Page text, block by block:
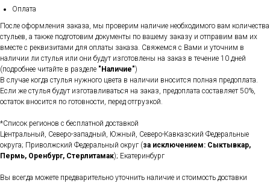
Оплата
После оформления заказа, мы проверим наличие необходимого вам количества
стульев, а также подготовим документы по вашему заказу и отправим вам их
вместе с реквизитами для оплаты заказа. Свяжемся с Вами и уточним в
наличии ли стулья или они будут изготовлены на заказ в течение 10 дней
(подробнее читайте в разделе "Наличие")
В случае когда стулья нужного цвета в наличии вносится полная предоплата.
Если же стулья будут изготавливаться на заказ, предоплата составляет 50%,
остаток вносится по готовности, перед отгрузкой.
*Список регионов с бесплатной доставкой
Центральный, Северо-западный, Южный, Северо-Кавказский Федеральные
округа; Приволжский Федеральный округ (за исключением: Сыктывкар,
Пермь, Оренбург, Стерлитамак); Екатеринбург
Вы всегда можете предварительно уточнить наличие и стоимость доставки